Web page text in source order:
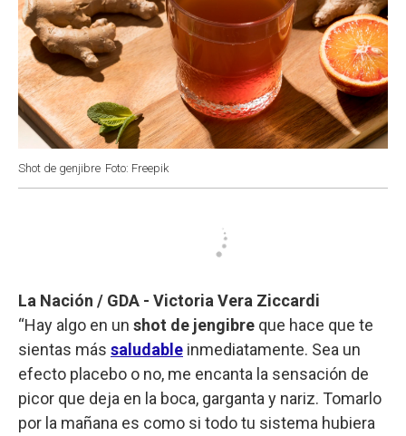
Shot de genjibre Foto: Freepik
La Nación / GDA - Victoria Vera Ziccardi
“Hay algo en un shot de jengibre que hace que te
sientas más saludable inmediatamente. Sea un
efecto placebo o no, me encanta la sensación de
picor que deja en la boca, garganta y nariz. Tomarlo
por la mañana es como si todo tu sistema hubiera